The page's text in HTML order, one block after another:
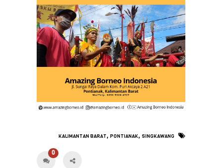
KALIMANTAN BARAT, PONTIANAK, SINGKAWANG
0